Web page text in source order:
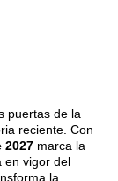
puertas de la
reciente. Con
2027 marca la
en vigor del
la